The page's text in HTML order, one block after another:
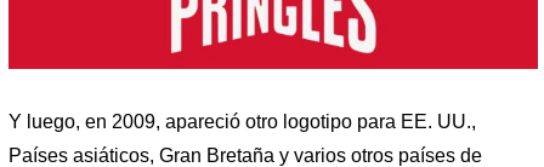
Y luego, en 2009, apareció otro logotipo para EE. UU.,
Países asiáticos, Gran Bretaña y varios otros países de